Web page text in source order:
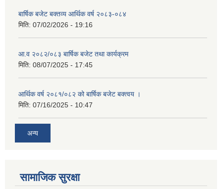
बार्षिक बजेट बक्तव्य आर्थिक वर्ष २०८३-०८४
मिति: 07/02/2026 - 19:16
आ.व २०८२/०८३ बार्षिक बजेट तथा कार्यक्रम
मिति: 08/07/2025 - 17:45
आर्थिक वर्ष २०८१/०८२ को बार्षिक बजेट बक्त्वय ।
मिति: 07/16/2025 - 10:47
अन्य
सामाजिक सुरक्षा